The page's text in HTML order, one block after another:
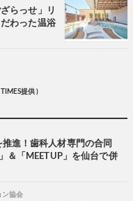
らっせ」リ
わった温浴
提供 )
進！歯科人材専門の合同
＆「MEETUP」を仙台で併
ン協会